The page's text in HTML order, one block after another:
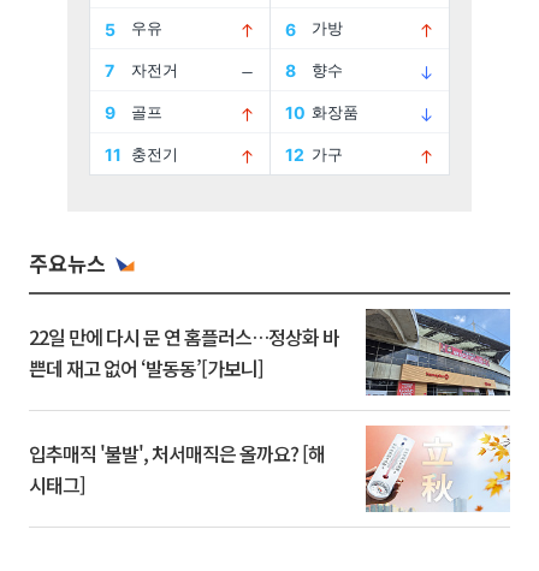
주요뉴스
22일 만에 다시 문 연 홈플러스…정상화 바
쁜데 재고 없어 ‘발동동’[가보니]
입추매직 '불발', 처서매직은 올까요? [해
시태그]